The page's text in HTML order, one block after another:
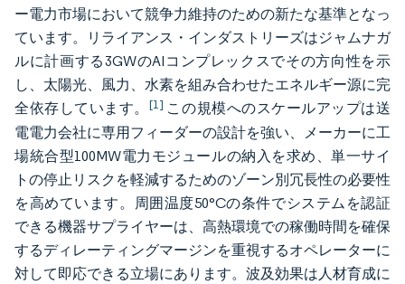
ー電力市場において競争力維持のための新たな基準となっ
ています。リライアンス・インダストリーズはジャムナガ
ルに計画する3GWのAIコンプレックスでその方向性を示
し、太陽光、風力、水素を組み合わせたエネルギー源に完
全依存しています。 [1] この規模へのスケールアップは送
電電力会社に専用フィーダーの設計を強い、メーカーに工
場統合型100MW電力モジュールの納入を求め、単一サイ
トの停止リスクを軽減するためのゾーン別冗長性の必要性
を高めています。周囲温度50°Cの条件でシステムを認証
できる機器サプライヤーは、高熱環境での稼働時間を確保
するディレーティングマージンを重視するオペレーターに
対して即応できる立場にあります。波及効果は人材育成に